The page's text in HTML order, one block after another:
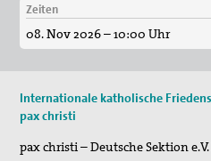
29. Aug 2026
Fahrradpilgertour 2026
St. Peter-Lindenberg:
Mahnwache
Zeiten
08. Nov 2026 – 10:00 Uhr
Internationale katholische
pax christi
pax christi – Deutsche Sektion